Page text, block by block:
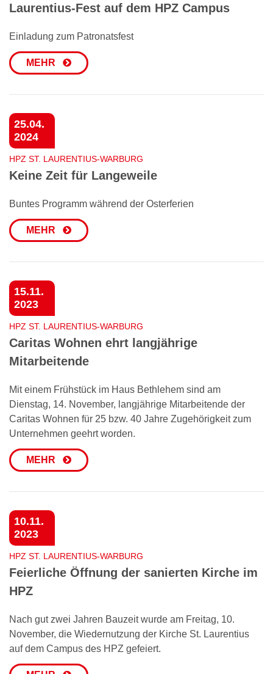
Laurentius-Fest auf dem HPZ Campus
Einladung zum Patronatsfest
MEHR
25.04.
2024
HPZ ST. LAURENTIUS-WARBURG
Keine Zeit für Langeweile
Buntes Programm während der Osterferien
MEHR
15.11.
2023
HPZ ST. LAURENTIUS-WARBURG
Caritas Wohnen ehrt langjährige
Mitarbeitende
Mit einem Frühstück im Haus Bethlehem sind am
Dienstag, 14. November, langjährige Mitarbeitende der
Caritas Wohnen für 25 bzw. 40 Jahre Zugehörigkeit zum
Unternehmen geehrt worden.
MEHR
10.11.
2023
HPZ ST. LAURENTIUS-WARBURG
Feierliche Öffnung der sanierten Kirche im
HPZ
Nach gut zwei Jahren Bauzeit wurde am Freitag, 10.
November, die Wiedernutzung der Kirche St. Laurentius
auf dem Campus des HPZ gefeiert.